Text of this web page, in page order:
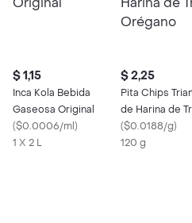
$ 1,15
Inca Kola Bebida
Gaseosa Original
($0.0006/ml)
1 X 2 L
$ 2,25
Pita Chips
de Harina de
Orégano
($0.0188/g)
120 g